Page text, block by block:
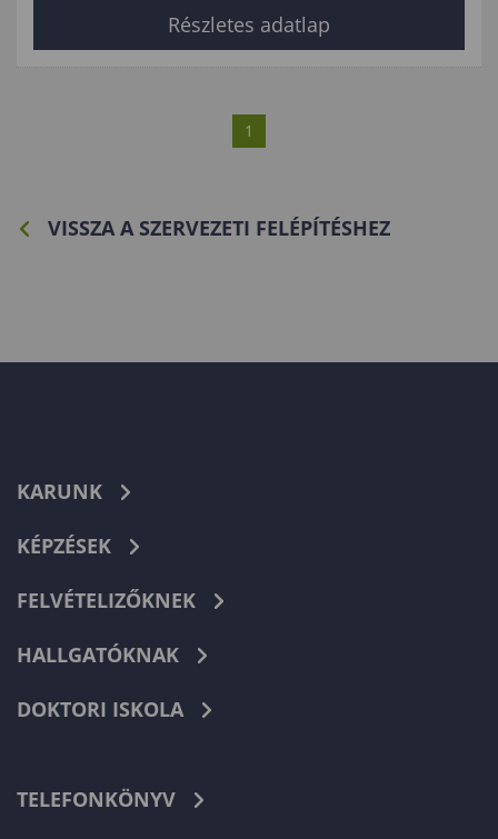
Részletes adatlap
1
VISSZA A SZERVEZETI FELÉPÍTÉSHEZ
KARUNK
KÉPZÉSEK
FELVÉTELIZŐKNEK
HALLGATÓKNAK
DOKTORI ISKOLA
TELEFONKÖNYV